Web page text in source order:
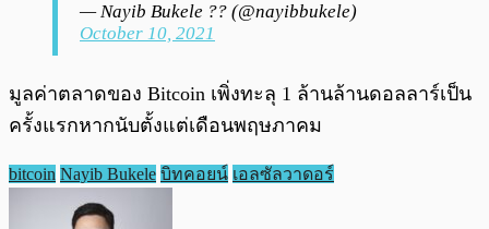
— Nayib Bukele ?? (@nayibbukele)
October 10, 2021
มูลค่าตลาดของ Bitcoin เพิ่งทะลุ 1 ล้านล้านดอลลาร์เป็น
ครั้งแรกหากนับตั้งแต่เดือนพฤษภาคม
bitcoin Nayib Bukele บิทคอยน์ เอลซัลวาดอร์